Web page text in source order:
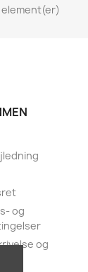
element(er)
og
og